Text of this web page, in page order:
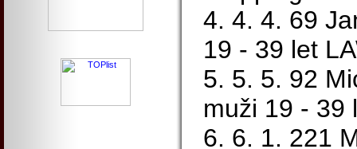
4. 4. 4. 69
19 - 39 let
5. 5. 5. 92
muži 19 - 39
6. 6. 1. 221